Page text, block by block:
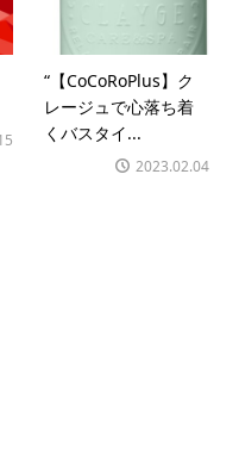
“【CoCoRoPlus】ク
レージュで心落ち着
くバスタイ...
2023.02.04